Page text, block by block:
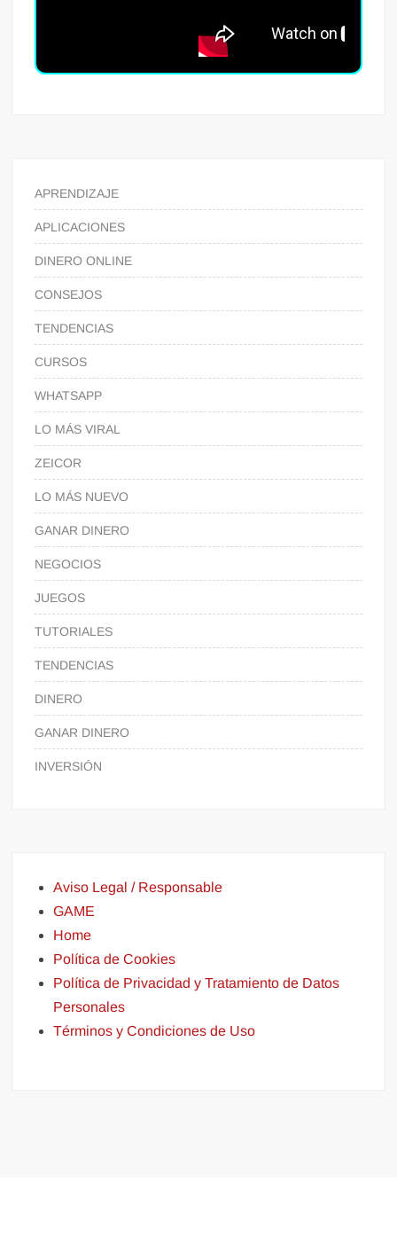
APRENDIZAJE
APLICACIONES
DINERO ONLINE
CONSEJOS
TENDENCIAS
CURSOS
WHATSAPP
LO MÁS VIRAL
ZEICOR
LO MÁS NUEVO
GANAR DINERO
NEGOCIOS
JUEGOS
TUTORIALES
TENDENCIAS
DINERO
GANAR DINERO
INVERSIÓN
Aviso Legal / Responsable
GAME
Home
Política de Cookies
Política de Privacidad y Tratamiento de Datos
Personales
Términos y Condiciones de Uso